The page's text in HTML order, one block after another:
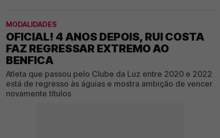
MODALIDADES
OFICIAL! 4 ANOS DEPOIS, RUI COSTA
FAZ REGRESSAR EXTREMO AO
BENFICA
Atleta que passou pelo Clube da Luz entre 2020 e 2022
está de regresso às águias e mostra ambição de vencer
novamente títulos